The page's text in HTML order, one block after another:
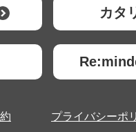
カタ
プライバシーポ